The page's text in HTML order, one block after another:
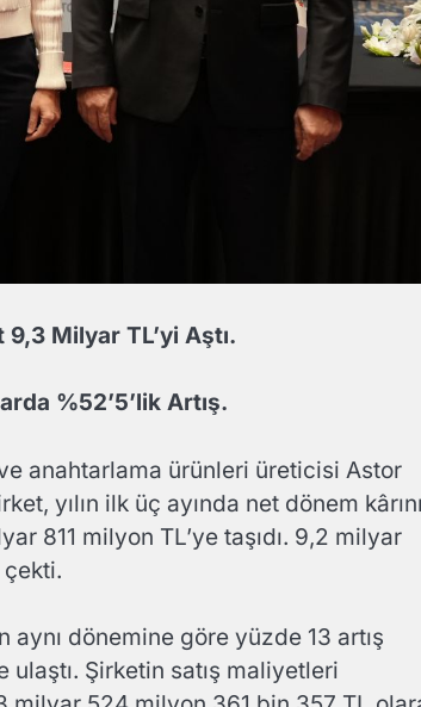
Milyar TL’yi Aştı.
%52’5’lik Artış.
anahtarlama ürünleri üreticisi Astor
yılın ilk üç ayında net dönem
811 milyon TL’ye taşıdı. 9,2 milyar
çekti.
aynı dönemine göre yüzde 13 artış
Şirketin satış maliyetleri